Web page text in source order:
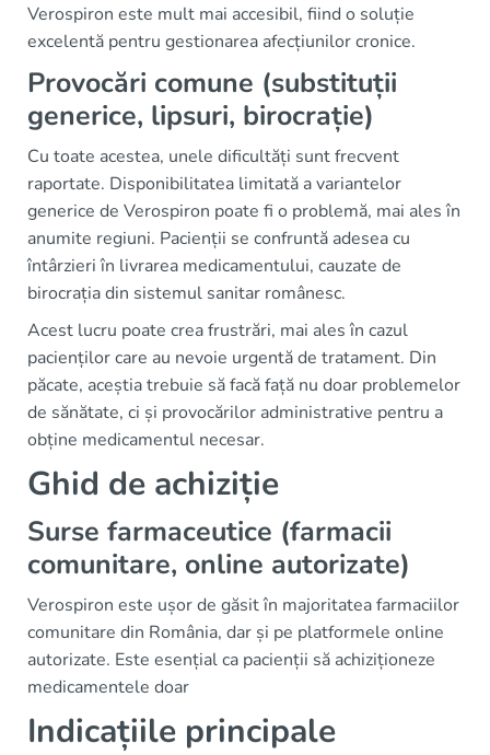
Verospiron este mult mai accesibil, fiind o soluție
excelentă pentru gestionarea afecțiunilor cronice.
Provocări comune (substituții
generice, lipsuri, birocrație)
Cu toate acestea, unele dificultăți sunt frecvent
raportate. Disponibilitatea limitată a variantelor
generice de Verospiron poate fi o problemă, mai ales în
anumite regiuni. Pacienții se confruntă adesea cu
întârzieri în livrarea medicamentului, cauzate de
birocrația din sistemul sanitar românesc.
Acest lucru poate crea frustrări, mai ales în cazul
pacienților care au nevoie urgentă de tratament. Din
păcate, aceștia trebuie să facă față nu doar problemelor
de sănătate, ci și provocărilor administrative pentru a
obține medicamentul necesar.
Ghid de achiziție
Surse farmaceutice (farmacii
comunitare, online autorizate)
Verospiron este ușor de găsit în majoritatea farmaciilor
comunitare din România, dar și pe platformele online
autorizate. Este esențial ca pacienții să achiziționeze
medicamentele doar
Indicațiile principale